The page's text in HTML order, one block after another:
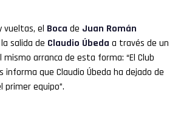
vueltas, el Boca de Juan Román
salida de Claudio Úbeda a través de un
mismo arranca de esta forma: “El Club
informa que Claudio Úbeda ha dejado de
equipo”.